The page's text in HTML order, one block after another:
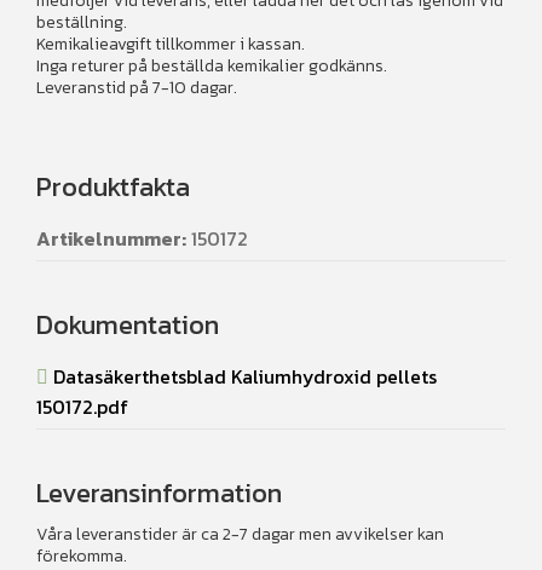
beställning.
Kemikalieavgift tillkommer i kassan.
Inga returer på beställda kemikalier godkänns.
Leveranstid på 7-10 dagar.
Produktfakta
Artikelnummer:150172
Dokumentation
Datasäkerthetsblad Kaliumhydroxid pellets
150172.pdf
Leveransinformation
Våra leveranstider är ca 2-7 dagar men avvikelser kan
förekomma.